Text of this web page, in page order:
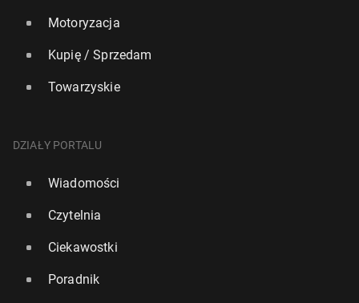
Motoryzacja
Kupię / Sprzedam
Towarzyskie
DZIAŁY PORTALU
Wiadomości
Czytelnia
Ciekawostki
Poradnik